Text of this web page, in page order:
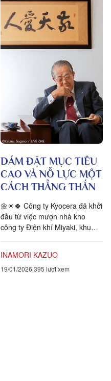
DÁM ĐẶT MỤC TIÊU
CAO VÀ NỖ LỰC MỘT
CÁCH THẲNG THẮN
🌼☀🍀 Công ty Kyocera đã khởi
đầu từ việc mượn nhà kho
công ty Điện khí Miyaki, khu
cán bộ của Kyocera...
INAMORI KAZUO
19/01/2026 395 lượt xem